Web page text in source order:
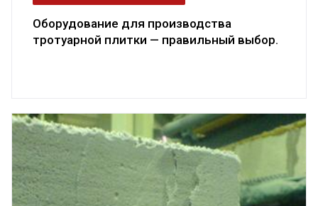
Оборудование для производства
тротуарной плитки — правильный выбор.